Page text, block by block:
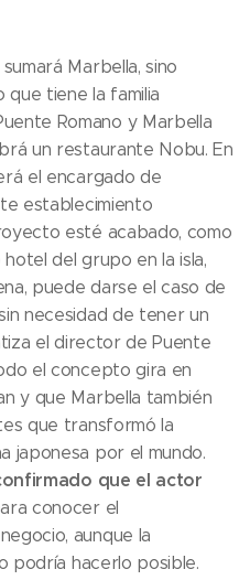
Marbella, sino
que tiene la familia
Romano y Marbella
un restaurante Nobu. En
el encargado de
establecimiento
esté acabado, como
del grupo en la isla,
puede darse el caso de
necesidad de tener un
el director de Puente
el concepto gira en
y que Marbella también
que transformó la
japonesa por el mundo.
que el actor
conocer el
aunque la
podría hacerlo posible.